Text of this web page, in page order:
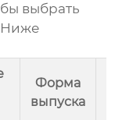
выбрать
Ниже
Форма
выпуска